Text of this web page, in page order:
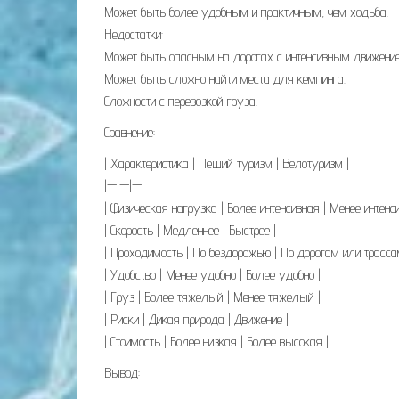
Может быть более удобным и практичным, чем ходьба.
Недостатки:
Может быть опасным на дорогах с интенсивным
Может быть сложно найти места для кемпинга.
Сложности с перевозкой груза.
Сравнение:
| Характеристика | Пеший туризм | Велотуризм |
|—|—|—|
| Физическая нагрузка | Более интенсивная | Менее
| Скорость | Медленнее | Быстрее |
| Проходимость | По бездорожью | По дорогам или
| Удобство | Менее удобно | Более удобно |
| Груз | Более тяжелый | Менее тяжелый |
| Риски | Дикая природа | Движение |
| Стоимость | Более низкая | Более высокая |
Вывод: